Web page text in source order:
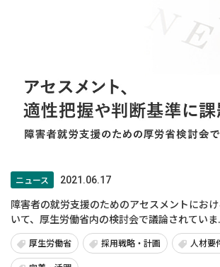
ニュース 2021.06.17
障害者の就労支援のためのアセスメントにお
いて、厚生労働省内の検討会で議論されていま
厚生労働省 採用戦略・計画 人材要